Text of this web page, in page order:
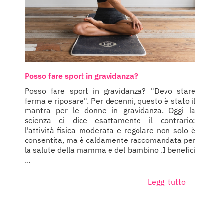
Posso fare sport in gravidanza?
Posso fare sport in gravidanza? "Devo stare
ferma e riposare". Per decenni, questo è stato il
mantra per le donne in gravidanza. Oggi la
scienza ci dice esattamente il contrario:
l'attività fisica moderata e regolare non solo è
consentita, ma è caldamente raccomandata per
la salute della mamma e del bambino .I benefici
...
Leggi tutto